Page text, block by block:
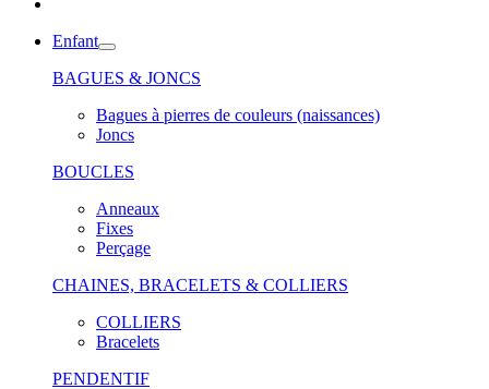
Enfant
BAGUES & JONCS
Bagues à pierres de couleurs (naissances)
Joncs
BOUCLES
Anneaux
Fixes
Perçage
CHAINES, BRACELETS & COLLIERS
COLLIERS
Bracelets
PENDENTIF